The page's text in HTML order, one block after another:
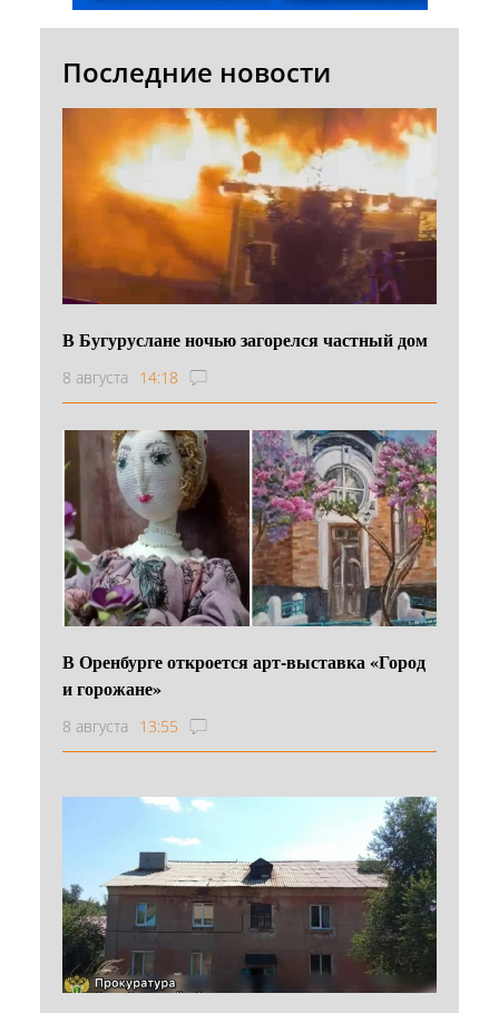
Последние новости
В Бугуруслане ночью загорелся частный дом
8 августа 14:18
В Оренбурге откроется арт-выставка «Город
и горожане»
8 августа 13:55